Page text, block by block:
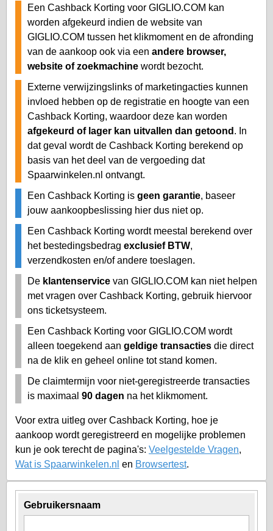
Gebruikersnaam
Een Cashback Korting voor GIGLIO.COM kan
worden afgekeurd indien de website van
GIGLIO.COM tussen het klikmoment en de afronding
van de aankoop ook via een andere browser,
website of zoekmachine wordt bezocht.
Externe verwijzingslinks of marketingacties kunnen
invloed hebben op de registratie en hoogte van een
Cashback Korting, waardoor deze kan worden
afgekeurd of lager kan uitvallen dan getoond . In
dat geval wordt de Cashback Korting berekend op
basis van het deel van de vergoeding dat
Spaarwinkelen.nl ontvangt.
Een Cashback Korting is geen garantie, baseer
jouw aankoopbeslissing hier dus niet op.
Een Cashback Korting wordt meestal berekend over
het bestedingsbedrag exclusief BTW,
verzendkosten en/of andere toeslagen.
De klantenservice van GIGLIO.COM kan niet helpen
met vragen over Cashback Korting, gebruik hiervoor
ons ticketsysteem.
Een Cashback Korting voor GIGLIO.COM wordt
alleen toegekend aan geldige transacties die direct
na de klik en geheel online tot stand komen.
De claimtermijn voor niet-geregistreerde transacties
is maximaal 90 dagen na het klikmoment.
Voor extra uitleg over Cashback Korting, hoe je
aankoop wordt geregistreerd en mogelijke problemen
kun je ook terecht de pagina's: Veelgestelde Vragen,
Wat is Spaarwinkelen.nl en Browsertest.